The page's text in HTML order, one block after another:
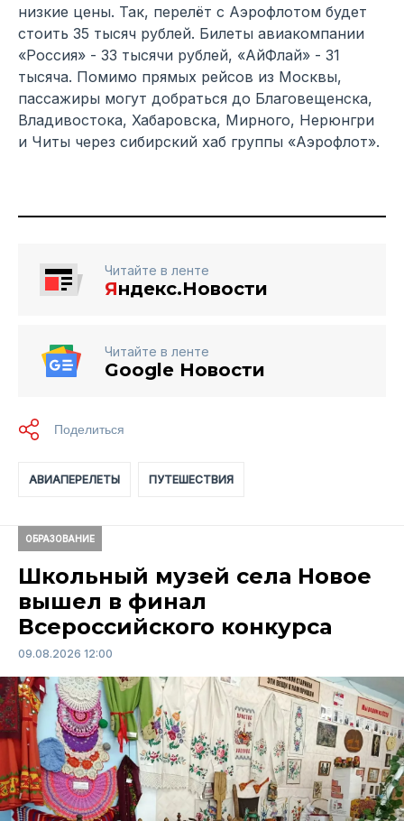
низкие цены. Так, перелёт с Аэрофлотом будет
стоить 35 тысяч рублей. Билеты авиакомпании
«Россия» - 33 тысячи рублей, «АйФлай» - 31
тысяча. Помимо прямых рейсов из Москвы,
пассажиры могут добраться до Благовещенска,
Владивостока, Хабаровска, Мирного, Нерюнгри
и Читы через сибирский хаб группы «Аэрофлот».
Читайте в ленте
Яндекс.Новости
Читайте в ленте
Google Новости
АВИАПЕРЕЛЕТЫ ПУТЕШЕСТВИЯ
ОБРАЗОВАНИЕ
Школьный музей села Новое
вышел в финал
Всероссийского конкурса
09.08.2026 12:00